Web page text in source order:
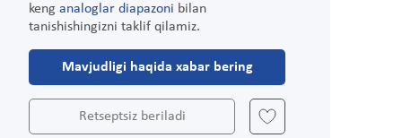
keng analoglar diapazoni bilan
tanishishingizni taklif qilamiz.
Mavjudligi haqida xabar bering
Retseptsiz beriladi